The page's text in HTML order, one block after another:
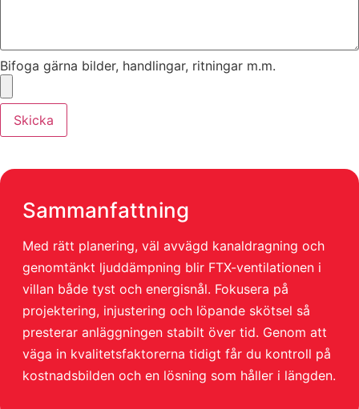
Bifoga gärna bilder, handlingar, ritningar m.m.
Skicka
Sammanfattning
Med rätt planering, väl avvägd kanaldragning och
genomtänkt ljuddämpning blir FTX-ventilationen i
villan både tyst och energisnål. Fokusera på
projektering, injustering och löpande skötsel så
presterar anläggningen stabilt över tid. Genom att
väga in kvalitetsfaktorerna tidigt får du kontroll på
kostnadsbilden och en lösning som håller i längden.